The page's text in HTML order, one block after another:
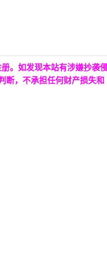
。如发现本站有涉嫌抄袭
断，不承担任何财产损失和